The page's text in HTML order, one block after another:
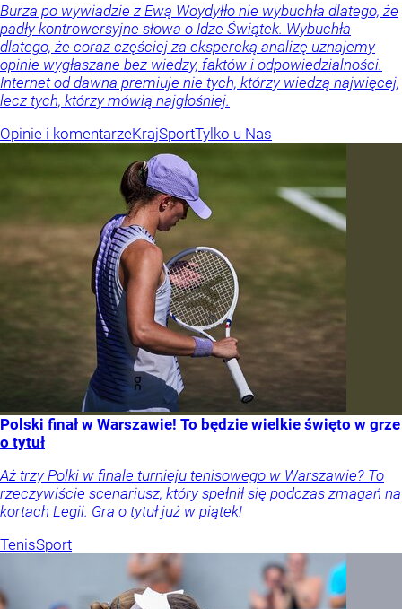
Burza po wywiadzie z Ewą Woydyłło nie wybuchła dlatego, że
padły kontrowersyjne słowa o Idze Świątek. Wybuchła
dlatego, że coraz częściej za ekspercką analizę uznajemy
opinie wygłaszane bez wiedzy, faktów i odpowiedzialności.
Internet od dawna premiuje nie tych, którzy wiedzą najwięcej,
lecz tych, którzy mówią najgłośniej.
Opinie i komentarzeKrajSportTylko u Nas
Polski finał w Warszawie! To będzie wielkie święto w grze
o tytuł
Aż trzy Polki w finale turnieju tenisowego w Warszawie? To
rzeczywiście scenariusz, który spełnił się podczas zmagań na
kortach Legii. Gra o tytuł już w piątek!
TenisSport